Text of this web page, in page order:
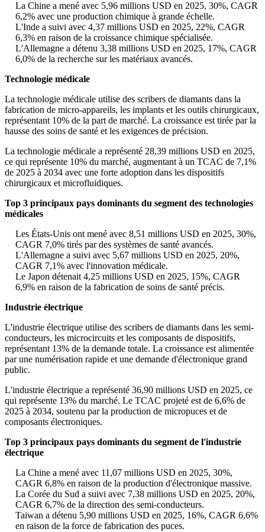
La Chine a mené avec 5,96 millions USD en 2025, 30%, CAGR
6,2% avec une production chimique à grande échelle.
L'Inde a suivi avec 4,37 millions USD en 2025, 22%, CAGR
6,3% en raison de la croissance chimique spécialisée.
L'Allemagne a détenu 3,38 millions USD en 2025, 17%, CAGR
6,0% de la recherche sur les matériaux avancés.
Technologie médicale
La technologie médicale utilise des scribers de diamants dans la
fabrication de micro-appareils, les implants et les outils chirurgicaux,
représentant 10% de la part de marché. La croissance est tirée par la
hausse des soins de santé et les exigences de précision.
La technologie médicale a représenté 28,39 millions USD en 2025,
ce qui représente 10% du marché, augmentant à un TCAC de 7,1%
de 2025 à 2034 avec une forte adoption dans les dispositifs
chirurgicaux et microfluidiques.
Top 3 principaux pays dominants du segment des technologies
médicales
Les États-Unis ont mené avec 8,51 millions USD en 2025, 30%,
CAGR 7,0% tirés par des systèmes de santé avancés.
L'Allemagne a suivi avec 5,67 millions USD en 2025, 20%,
CAGR 7,1% avec l'innovation médicale.
Le Japon détenait 4,25 millions USD en 2025, 15%, CAGR
6,9% en raison de la fabrication de soins de santé précis.
Industrie électrique
L'industrie électrique utilise des scribers de diamants dans les semi-
conducteurs, les microcircuits et les composants de dispositifs,
représentant 13% de la demande totale. La croissance est alimentée
par une numérisation rapide et une demande d'électronique grand
public.
L'industrie électrique a représenté 36,90 millions USD en 2025, ce
qui représente 13% du marché. Le TCAC projeté est de 6,6% de
2025 à 2034, soutenu par la production de micropuces et de
composants électroniques.
Top 3 principaux pays dominants du segment de l'industrie
électrique
La Chine a mené avec 11,07 millions USD en 2025, 30%,
CAGR 6,8% en raison de la production d'électronique massive.
La Corée du Sud a suivi avec 7,38 millions USD en 2025, 20%,
CAGR 6,7% de la direction des semi-conducteurs.
Taiwan a détenu 5,90 millions USD en 2025, 16%, CAGR 6,6%
en raison de la force de fabrication des puces.